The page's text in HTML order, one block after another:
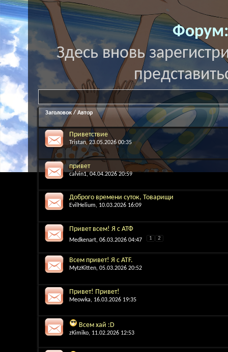
Здесь вновь
Заголовок / Автор
Приветствие
Tristan, 23.05.2026 00:35
привет
calvin1, 04.04.2026 20:59
Доброго времени суток, Товарищи
EvilHelium, 10.03.2026 16:09
Привет всем! Я с АТФ
Medkenart, 06.03.2026 04:47 1 2
Всем привет! Я с ATF.
MytzKitten, 05.03.2026 20:52
Привет! Привет!
Meowka, 16.03.2026 19:35
Всем хай :D
zKimiko, 11.02.2026 12:53